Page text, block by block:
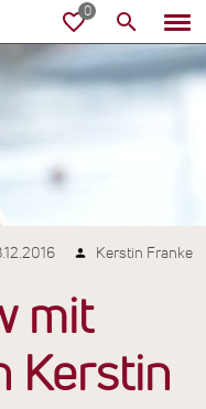
Kerstin Franke
mit
Kerstin